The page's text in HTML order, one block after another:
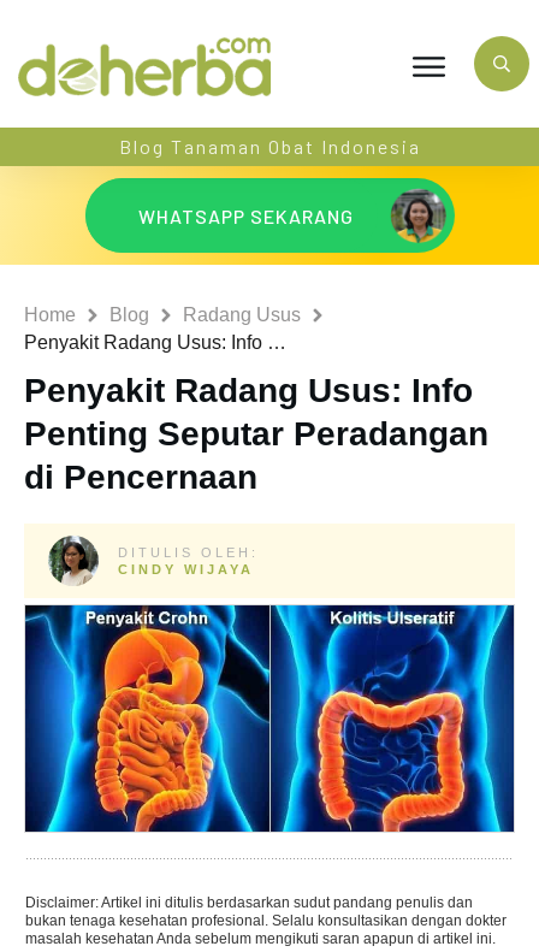
Blog Tanaman Obat Indonesia
WHATSAPP SEKARANG
Home Blog
Radang Usus
Penyakit Radang Usus: Info Penting Seputar Peradangan di Pencernaan
Penyakit Radang Usus: Info
Penting Seputar Peradangan
di Pencernaan
DITULIS OLEH:
CINDY WIJAYA
Disclaimer: Artikel ini ditulis berdasarkan sudut pandang penulis dan
bukan tenaga kesehatan profesional. Selalu konsultasikan dengan dokter
masalah kesehatan Anda sebelum mengikuti saran apapun di artikel ini.